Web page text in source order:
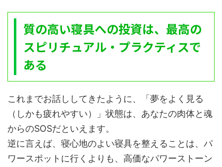
質の高い寝具への投資は、最高の
スピリチュアル・プラクティスで
ある
これまでお話ししてきたように、「夢をよく見る
（しかも疲れやすい）」状態は、あなたの肉体と魂
からのSOSだといえます。
逆に言えば、寝心地のよい寝具を整えることは、パ
ワースポットに行くよりも、高価なパワーストーン